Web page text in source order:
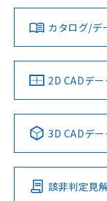
ダウンロードデー
みください。
ソフトウェアの使用
対応済み
中国 RoHS 注
Pb
LR型式承認
（イギリス
船舶規格）
No
その他の
カタログ/デ
2D CADデー
3D CADデー
該非判定見